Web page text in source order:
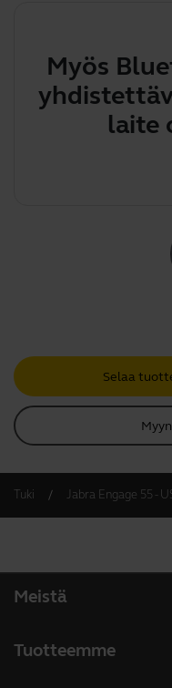
Myös
laite
Selaa
Tuki Jabra Engage 55 -
Meistä
Tuotteemme